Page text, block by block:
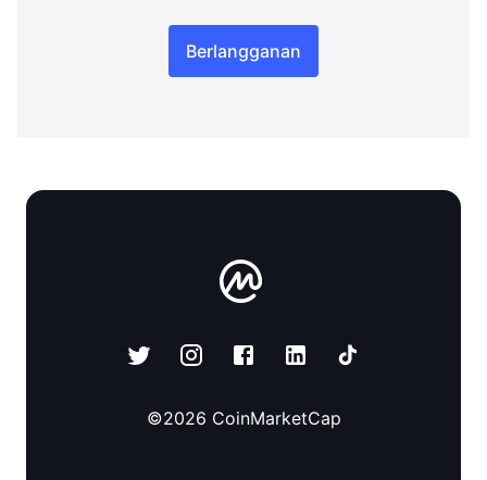
Berlangganan
©2026 CoinMarketCap